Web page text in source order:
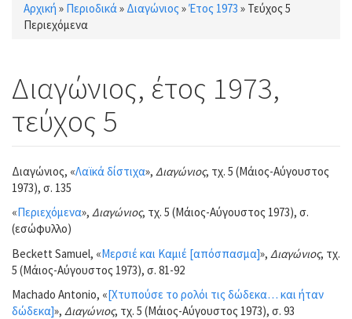
Είστε εδώ
Αρχική » Περιοδικά» Διαγώνιος »Έτος 1973 » Τεύχος 5
Περιεχόμενα
Διαγώνιος, έτος 1973,
τεύχος 5
Διαγώνιος, «Λαϊκά δίστιχα», Διαγώνιος, τχ. 5 (Μάιος-Αύγουστος
1973), σ. 135
«Περιεχόμενα», Διαγώνιος, τχ. 5 (Μάιος-Αύγουστος 1973), σ.
(εσώφυλλο)
Beckett Samuel, «Μερσιέ και Καμιέ [απόσπασμα]», Διαγώνιος, τχ.
5 (Μάιος-Αύγουστος 1973), σ. 81-92
Machado Antonio, «[Χτυπούσε το ρολόι τις δώδεκα… και ήταν
δώδεκα]», Διαγώνιος, τχ. 5 (Μάιος-Αύγουστος 1973), σ. 93